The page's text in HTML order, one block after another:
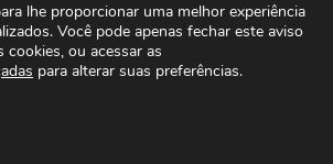
lhe proporcionar uma melhor experiência
Você pode apenas fechar este aviso
cookies, ou acessar as
para alterar suas preferências.
Banner